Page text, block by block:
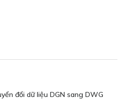
đổi dữ liệu DGN sang DWG